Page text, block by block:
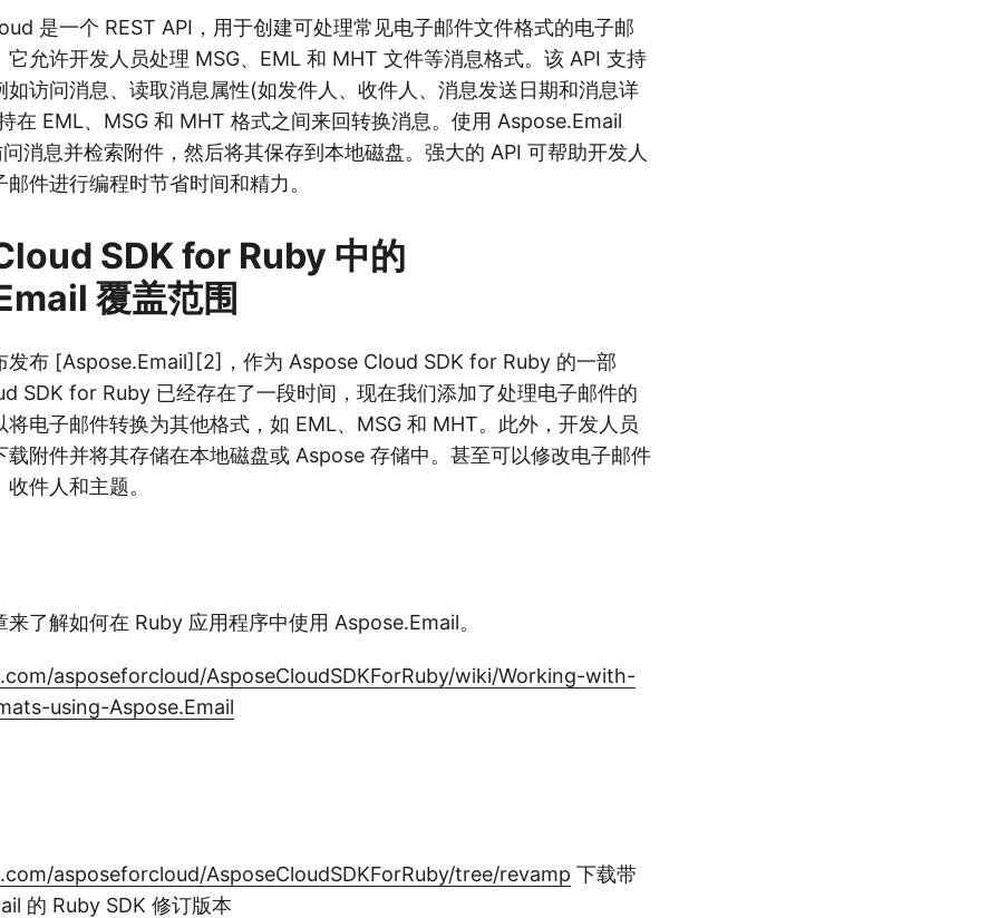
是一个 REST API，用于创建可处理常见电子邮件文件格式的电子邮
它允许开发人员处理 MSG、EML 和 MHT 文件等消息格式。该 API 支持
如访问消息、读取消息属性(如发件人、收件人、消息发送日期和消息详
在 EML、MSG 和 MHT 格式之间来回转换消息。使用 Aspose.Email
消息并检索附件，然后将其保存到本地磁盘。强大的 API 可帮助开发人
件进行编程时节省时间和精力。
SDK for Ruby 中的
覆盖范围
发布 [Aspose.Email][2]，作为 Aspose Cloud SDK for Ruby 的一部
SDK for Ruby 已经存在了一段时间，现在我们添加了处理电子邮件的
将电子邮件转换为其他格式，如 EML、MSG 和 MHT。此外，开发人员
载附件并将其存储在本地磁盘或 Aspose 存储中。甚至可以修改电子邮件
件人和主题。
了解如何在 Ruby 应用程序中使用 Aspose.Email。
asposeforcloud/AsposeCloudSDKForRuby/wiki/Working-with-
using-Aspose.Email
asposeforcloud/AsposeCloudSDKForRuby/tree/revamp 下载带
的 Ruby SDK 修订版本